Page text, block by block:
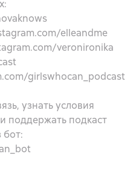
elleandme
veronironika
girlswhocan_podcast
узнать условия
поддержать подкаст